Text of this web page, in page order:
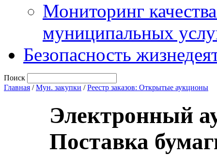
Мониторинг
муниципальных
Безопасность
Поиск
Главная /Мун. закупки /Реестр заказов: Открытые аукционы
Электронный
Поставка